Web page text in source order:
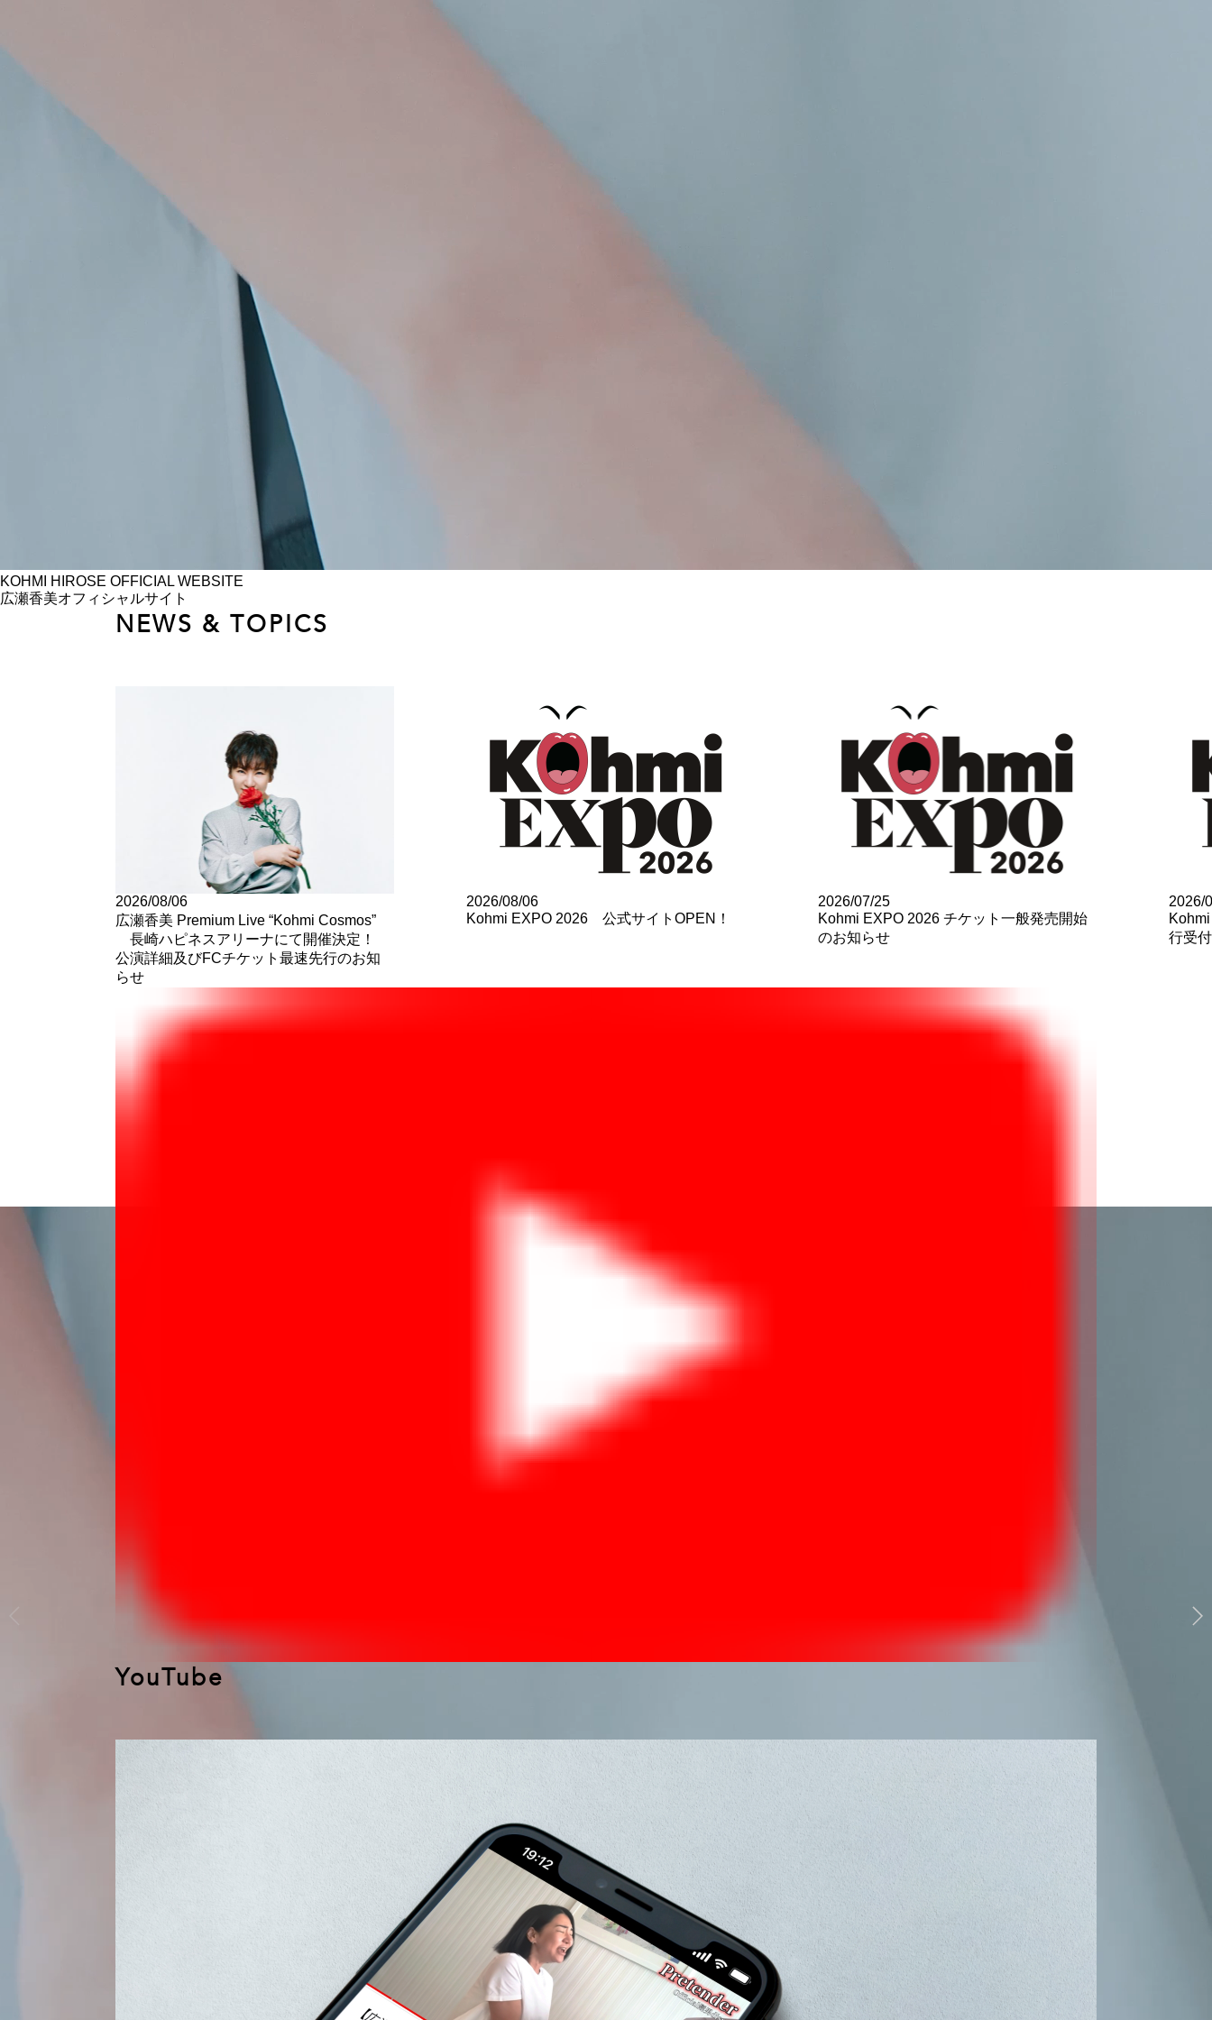
KOHMI HIROSE OFFICIAL WEBSITE
広瀬香美オフィシャルサイト
NEWS & TOPICS
2026/08/06
広瀬香美 Premium Live “Kohmi Cosmos”
長崎ハピネスアリーナにて開催決定！
公演詳細及びFCチケット最速先行のお知
らせ
2026/08/06
Kohmi EXPO 2026 公式サイトOPEN！
2026/07/25
Kohmi EXPO 2026 チケット一般発売開始
のお知らせ
2026/
行受
YouTube